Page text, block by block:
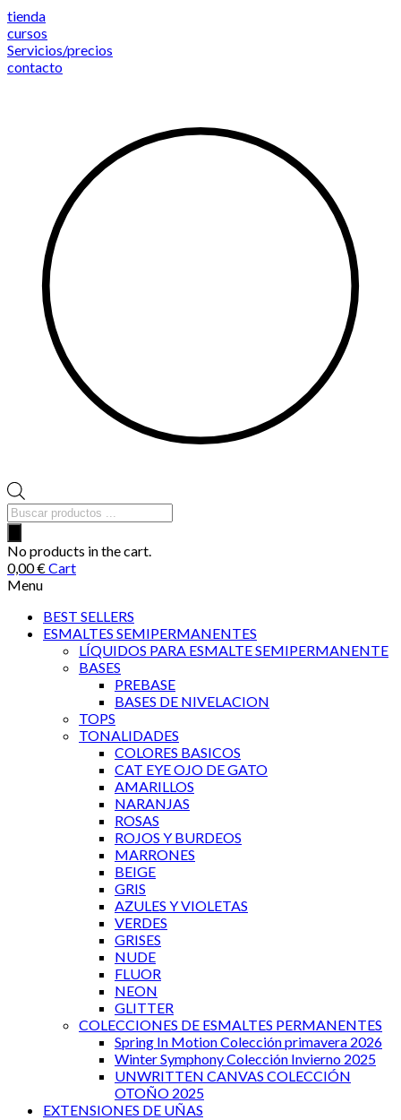
Saltar
al
contenido
tienda
cursos
Servicios/precios
contacto
Búsqueda
de
productos
No products in the cart.
0,00€Cart
Menu
BEST SELLERS
ESMALTES SEMIPERMANENTES
LÍQUIDOS PARA ESMALTE SEMIPERMANENTE
BASES
PREBASE
BASES DE NIVELACION
TOPS
TONALIDADES
COLORES BASICOS
CAT EYE OJO DE GATO
AMARILLOS
NARANJAS
ROSAS
ROJOS Y BURDEOS
MARRONES
BEIGE
GRIS
AZULES Y VIOLETAS
VERDES
GRISES
NUDE
FLUOR
NEON
GLITTER
COLECCIONES DE ESMALTES PERMANENTES
Spring In Motion Colección primavera 2026
Winter Symphony Colección Invierno 2025
UNWRITTEN CANVAS COLECCIÓN
OTOÑO 2025
EXTENSIONES DE UÑAS